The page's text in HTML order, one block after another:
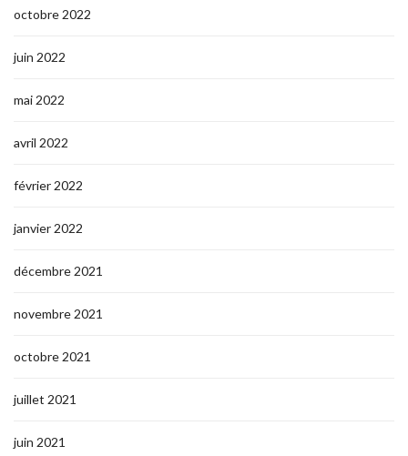
octobre 2022
juin 2022
mai 2022
avril 2022
février 2022
janvier 2022
décembre 2021
novembre 2021
octobre 2021
juillet 2021
juin 2021